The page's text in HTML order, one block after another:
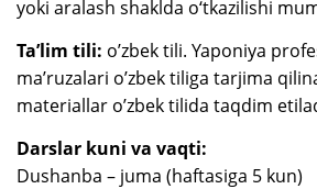
yoki aralash shaklda o‘tkazilishi
Ta’lim tili: o’zbek tili. Yaponiya
ma’ruzalari o’zbek tiliga tarjima
materiallar o’zbek tilida taqdim
Darslar kuni va vaqti:
Dushanba – juma (haftasiga 5 kun)